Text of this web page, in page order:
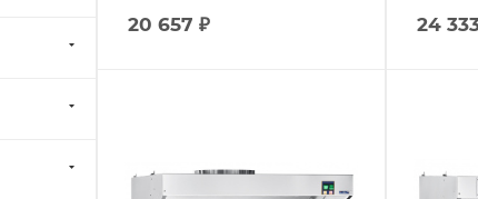
20 657 ₽ 24